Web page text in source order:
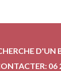
D'UN
06